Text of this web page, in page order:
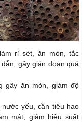
rỉ sét, ăn mòn, tắc
gây gián đoạn quá
gây ăn mòn, giảm độ
yếu, cần tiêu hao
mát, giảm hiệu suất